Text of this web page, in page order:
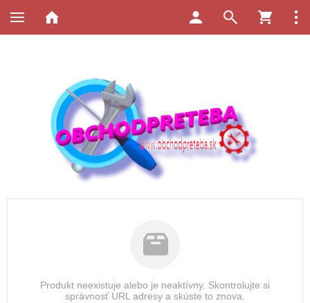
Produkt neexistuje alebo je neaktívny. Skontrolujte si
správnosť URL adresy a skúste to znova.